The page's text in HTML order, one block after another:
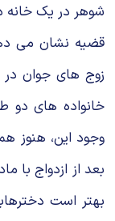
شوهر در یک خانه
قضیه نشان می
زوج های جوان
خانواده های دو
وجود این، هنوز
بعد از ازدواج با
بهتر است